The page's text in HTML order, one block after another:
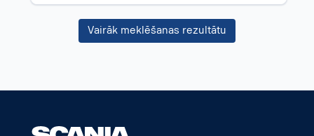
Vairāk meklēšanas rezultātu